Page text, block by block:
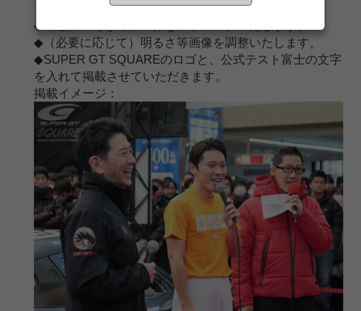
了承ください。
◆（必要に応じて）画像をトリミングいたします。
◆（必要に応じて）明るさ等画像を調整いたします。
◆SUPER GT SQUAREのロゴと、公式テスト富士の文字
を入れて掲載させていただきます。
掲載イメージ：